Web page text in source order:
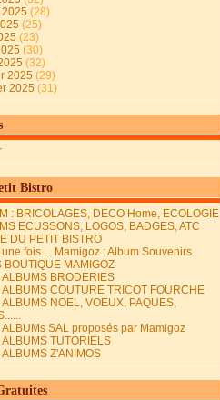
(28)
(25)
(23)
(30)
(32)
2025 (29)
2025 (31)
Bistro
: BRICOLAGES, DECO Home, ECOLOGIE
ECUSSONS, LOGOS, BADGES, ATC
DU PETIT BISTRO
fois.... Mamigoz : Album Souvenirs
BOUTIQUE MAMIGOZ
ALBUMS BRODERIES
ALBUMS COUTURE TRICOT FOURCHE
ALBUMS NOEL, VOEUX, PAQUES,
ALBUMs SAL proposés par Mamigoz
ALBUMS TUTORIELS
ALBUMS Z'ANIMOS